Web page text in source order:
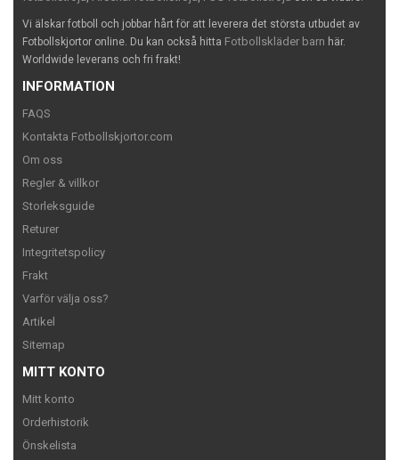
Vi älskar fotboll och jobbar hårt för att leverera det största utbudet av
Fotbollskjortor online. Du kan också hitta Fotbollskläder barn här.
Worldwide leverans och fri frakt!
INFORMATION
FAQS
Kontakta Fotbollskjortor.com
Om oss
Regler & villkor
Storleksguide
Returer
Integritetspolicy
Frakt
Varför välja oss?
Artikel
Sitemap
MITT KONTO
Mitt konto
Orderhistorik
Önskelista